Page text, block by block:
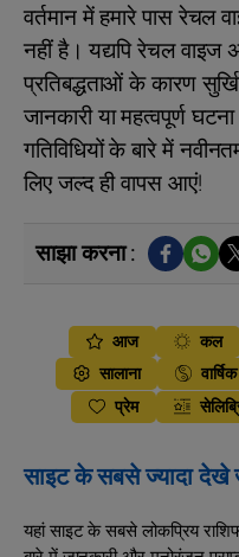
वर्तमान में हमारे पास रेचल
नहीं है। यद्यपि रेचल
प्रतिबद्धताओं के कारण
जानकारी या महत्वपूर्ण
गतिविधियों के बारे में
लिए जल्द ही वापस आएं!
साझा करना :
आज कल
सालाना
प्रेम
साइट के सबसे ज्यादा देखे
यहां साइट के सबसे लोकप्रिय